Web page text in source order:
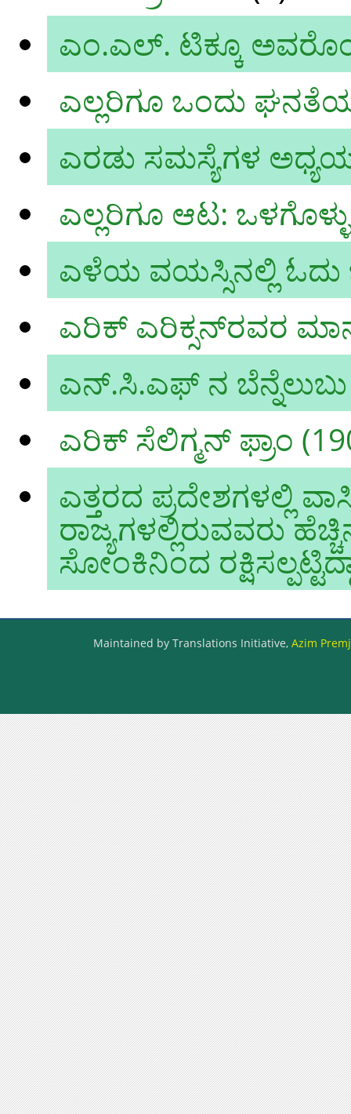
ಎಂ.ಎಲ್. ಟಿಕ್ಕೂ
ಎಲ್ಲರಿಗೂ ಒಂದು
ಎರಡು ಸಮಸ್ಯೆಗಳ
ಎಲ್ಲರಿಗೂ ಆಟ:
ಎಳೆಯ ವಯಸ್ಸಿನಲ್ಲಿ
ಎರಿಕ್ ಎರಿಕ್ಸನ್‍ರವರ
ಎನ್‌.ಸಿ.ಎಫ್‌ ನ ಬೆನ್ನೆಲುಬು
ಎರಿಕ್ ಸೆಲಿಗ್ಮನ್ ಫ್ರಾಂ
ಎತ್ತರದ ಪ್ರದೇಶಗಳಲ್ಲಿ
ರಾಜ್ಯಗಳಲ್ಲಿರುವವರು
ಸೋಂಕಿನಿಂದ
Maintained by Translations Initiative, Azim